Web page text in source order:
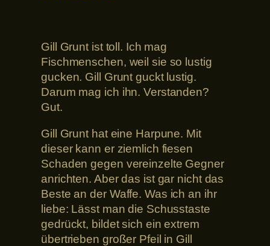
Gill Grunt ist toll. Ich mag
Fischmenschen, weil sie so lustig
gucken. Gill Grunt guckt lustig.
Darum mag ich ihn. Verstanden?
Gut.
Gill Grunt hat eine Harpune. Mit
dieser kann er ziemlich fiesen
Schaden gegen vereinzelte Gegner
anrichten. Aber das ist gar nicht das
Beste an der Waffe. Was ich an ihr
liebe: Lässt man die Schusstaste
gedrückt, bildet sich ein extrem
übertrieben großer Pfeil in Gill